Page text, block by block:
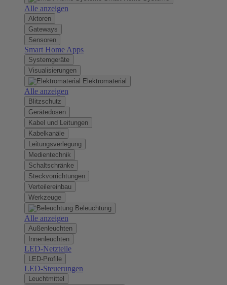
Alle anzeigen
Aktoren
Gateways
Sensoren
Smart Home Apps
Systemgeräte
Visualisierungen
Elektromaterial
Alle anzeigen
Blitzschutz
Gerätedosen
Kabel und Leitungen
Kabelkanäle
Leitungsverlegung
Medientechnik
Schaltschränke
Steckvorrichtungen
Verteilereinbau
Werkzeuge
Beleuchtung
Alle anzeigen
Außenleuchten
Innenleuchten
LED-Netzteile
LED-Profile
LED-Steuerungen
Leuchtmittel